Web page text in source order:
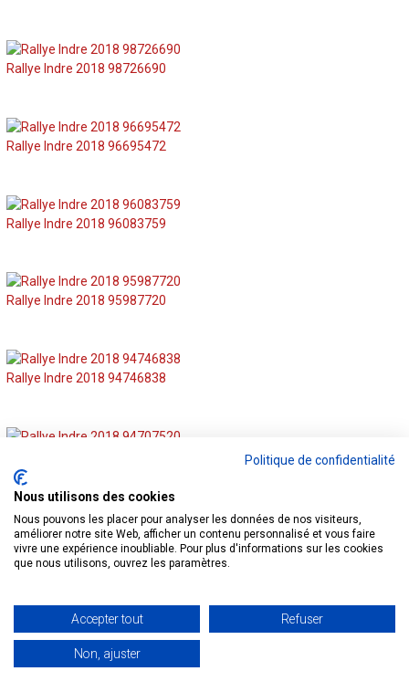
Rallye Indre 2018 98726690
Rallye Indre 2018 96695472
Rallye Indre 2018 96083759
Rallye Indre 2018 95987720
Rallye Indre 2018 94746838
Rallye Indre 2018 94603730
Rallye Indre 2018 93927099
Politique de confidentialité
Nous utilisons des cookies
Nous pouvons les placer pour analyser les données de nos visiteurs,
améliorer notre site Web, afficher un contenu personnalisé et vous faire
vivre une expérience inoubliable. Pour plus d'informations sur les cookies
que nous utilisons, ouvrez les paramètres.
Accepter tout Refuser
Non, ajuster